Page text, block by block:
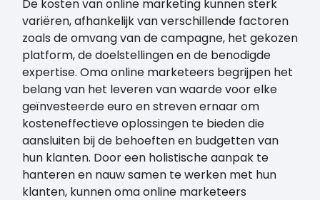
De kosten van online marketing kunnen sterk
variëren, afhankelijk van verschillende factoren
zoals de omvang van de campagne, het gekozen
platform, de doelstellingen en de benodigde
expertise. Oma online marketeers begrijpen het
belang van het leveren van waarde voor elke
geïnvesteerde euro en streven ernaar om
kosteneffectieve oplossingen te bieden die
aansluiten bij de behoeften en budgetten van
hun klanten. Door een holistische aanpak te
hanteren en nauw samen te werken met hun
klanten, kunnen oma online marketeers